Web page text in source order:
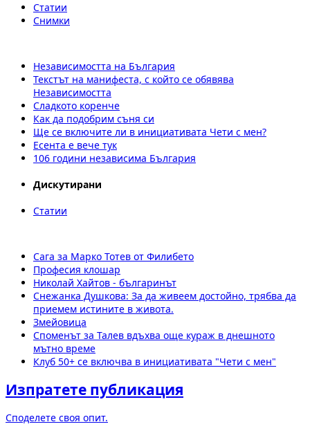
Статии
Снимки
Независимостта на България
Текстът на манифеста, с който се обявява
Независимостта
Сладкото коренче
Как да подобрим съня си
Ще се включите ли в инициативата Чети с мен?
Есента е вече тук
106 години независима България
Дискутирани
Статии
Сага за Марко Тотев от Филибето
Професия клошар
Николай Хайтов - българинът
Снежанка Душкова: За да живеем достойно, трябва да
приемем истините в живота.
Змейовица
Споменът за Талев вдъхва още кураж в днешното
мътно време
Клуб 50+ се включва в инициативата "Чети с мен"
Изпратете публикация
Споделете своя опит.